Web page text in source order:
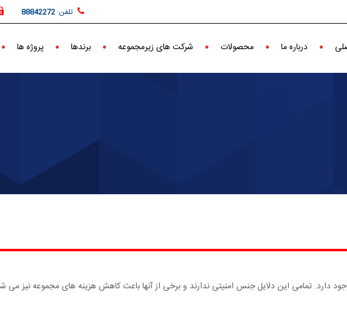
تلفن: 88842272
درباره ما محصولات شرکت های زیرمجموعه برندها پروژه ها
دارد. تمامی این دلایل جنس امنیتی ندارند و برخی از آنها باعث کاهش هزینه های مجموعه نیز می